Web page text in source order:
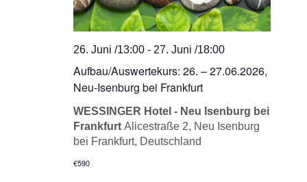
Aufbau/Auswertekurs: 26. – 27.06.2026,
Neu-Isenburg bei Frankfurt
26. Juni /13:00 - 27. Juni /18:00
WESSINGER Hotel - Neu Isenburg bei
FrankfurtAlicestraße 2, Neu Isenburg
bei Frankfurt, Deutschland
€590